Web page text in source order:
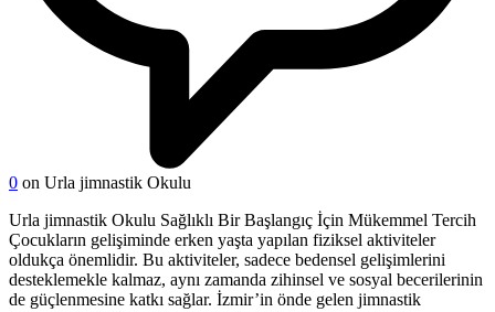
0 on Urla jimnastik Okulu
Urla jimnastik Okulu Sağlıklı Bir Başlangıç İçin Mükemmel Tercih
Çocukların gelişiminde erken yaşta yapılan fiziksel aktiviteler
oldukça önemlidir. Bu aktiviteler, sadece bedensel gelişimlerini
desteklemekle kalmaz, aynı zamanda zihinsel ve sosyal becerilerinin
de güçlenmesine katkı sağlar. İzmir’in önde gelen jimnastik